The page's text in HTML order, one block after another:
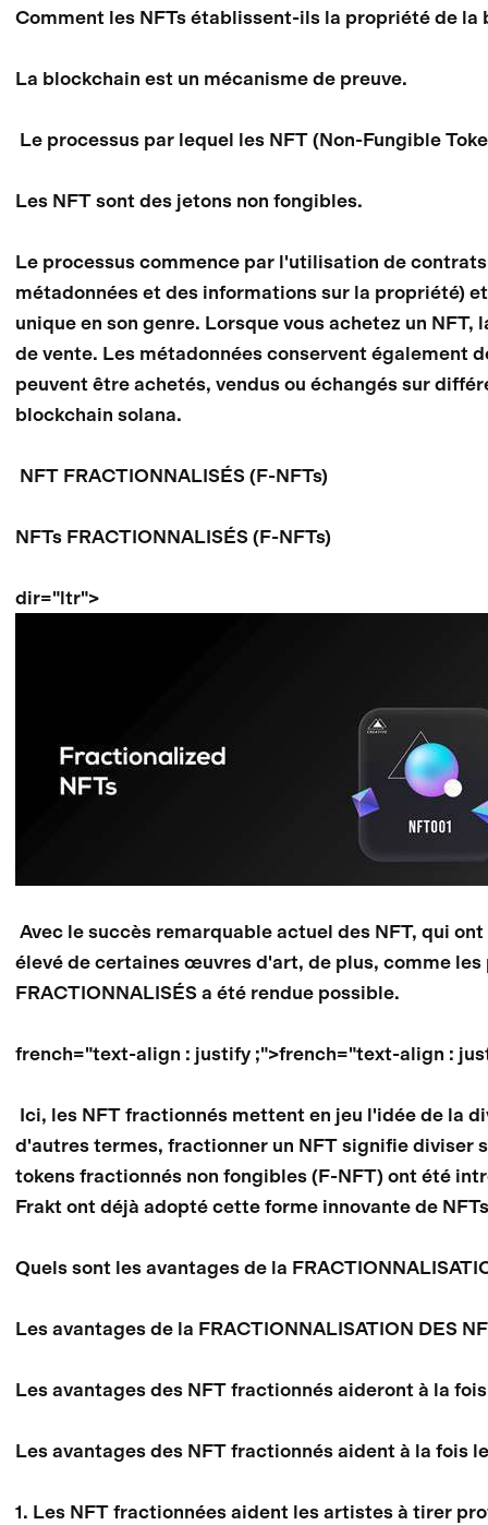
Comment les NFTs établissent-ils la propriété de la
La blockchain est un mécanisme de preuve.
Le processus par lequel les NFT (Non-Fungible
Les NFT sont des jetons non fongibles.
Le processus commence par l'utilisation de
métadonnées et des informations sur la propriété)
unique en son genre. Lorsque vous achetez un
de vente. Les métadonnées conservent également
peuvent être achetés, vendus ou échangés sur
blockchain solana.
NFT FRACTIONNALISÉS (F-NFTs)
NFTs FRACTIONNALISÉS (F-NFTs)
dir="ltr">
Avec le succès remarquable actuel des NFT, qui
élevé de certaines œuvres d'art, de plus, comme
FRACTIONNALISÉS a été rendue possible.
french="text-align : justify ;">french="text-align :
Ici, les NFT fractionnés mettent en jeu l'idée de la
d'autres termes, fractionner un NFT signifie diviser
tokens fractionnés non fongibles (F-NFT) ont été
Frakt ont déjà adopté cette forme innovante de
Quels sont les avantages de la
Les avantages de la FRACTIONNALISATION DES
Les avantages des NFT fractionnés aideront à la
Les avantages des NFT fractionnés aident à la fois
1. Les NFT fractionnées aident les artistes à tirer